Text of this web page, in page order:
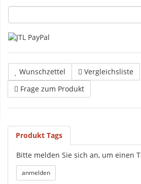
Wunschzettel
Vergleichsliste
Frage zum Produkt
Produkt Tags
Bitte melden Sie sich an, um einen